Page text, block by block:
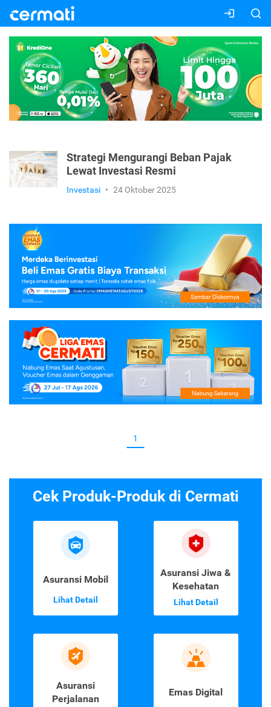
Strategi Mengurangi Beban Pajak
Lewat Investasi Resmi
Investasi • 24 Oktober 2025
1
Cek Produk-Produk di Cermati
Asuransi Mobil
Lihat Detail
Asuransi Jiwa &
Kesehatan
Lihat Detail
Asuransi
Perjalanan
Emas Digital